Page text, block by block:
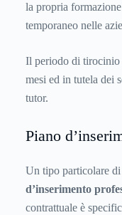
la propria
temporaneo nelle
Il periodo di tirocinio
mesi ed in tutela dei
tutor.
Piano
Un tipo particolare
d’inserimento
contrattuale è